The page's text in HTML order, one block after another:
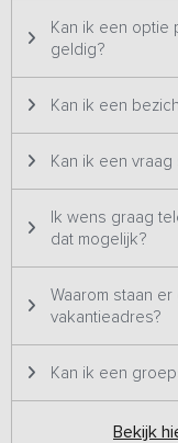
Op de begane grond
sanitair voor
Kan ik een optie
geldig?
Kan ik een
Kan ik een
Ik wens graag
dat mogelijk?
Waarom staan
vakantieadres?
Kan ik een
Bekijk